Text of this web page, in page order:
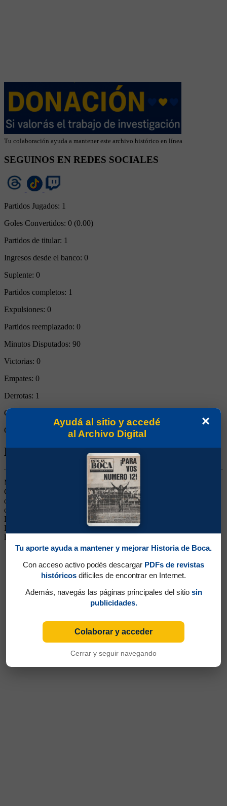
Tu colaboración ayuda a mantener este archivo histórico en línea
SEGUINOS EN REDES SOCIALES
Partidos Jugados: 1
Goles Convertidos: 0 (0.00)
Partidos de titular: 1
Ingresos desde el banco: 0
Suplente: 0
Partidos completos: 1
Expulsiones: 0
Partidos reemplazado: 0
Minutos Disputados: 90
Victorias: 0
Empates: 0
Derrotas: 1
Goles de Boca:
Goles rivales:
Biografía de Carlos Javier Mac Allister
Marcador de Punta Izquierdo. Ganó dos títulos (Apertura 1992 y
Copa de Oro 1993). Llegó desde Argentinos. Conquistó el corazón
del hincha con su entrega y fervor. De mucha personalidad, logró el
campeonato en su primer certamen en el club. A mediados del '96
Bilardo dispuso su salida del club y siguió su carrera en Racing.
Disputó 3 encuentros en el Seleccionado Nacional durante 1993, en
las eliminatorias para el Mundial 1994
×
Ayudá al sitio y accedé
al Archivo Digital
Tu aporte ayuda a mantener y mejorar Historia de Boca.
Con acceso activo podés descargar PDFs de revistas
históricos difíciles de encontrar en Internet.
Además, navegás las páginas principales del sitio sin
publicidades.
Colaborar y acceder
Cerrar y seguir navegando